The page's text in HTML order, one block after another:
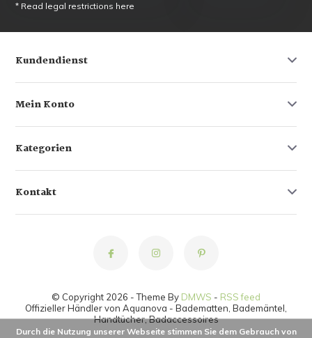
* Read legal restrictions here
Kundendienst
Mein Konto
Kategorien
Kontakt
© Copyright 2026 - Theme By DMWS - RSS feed
Offizieller Händler von Aquanova - Badematten, Bademäntel,
Handtücher, Badaccessoires
Durch die Nutzung unserer Webseite stimmen Sie dem Gebrauch von